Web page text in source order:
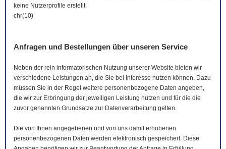
keine Nutzerprofile erstellt.
chr(10)
Anfragen und Bestellungen über unseren Service
Neben der rein informatorischen Nutzung unserer Website bieten wir
verschiedene Leistungen an, die Sie bei Interesse nutzen können. Dazu
müssen Sie in der Regel weitere personenbezogene Daten angeben,
die wir zur Erbringung der jeweiligen Leistung nutzen und für die die
zuvor genannten Grundsätze zur Datenverarbeitung gelten.
Die von Ihnen angegebenen und von uns damit erhobenen
personenbezogenen Daten werden elektronisch gespeichert. Diese